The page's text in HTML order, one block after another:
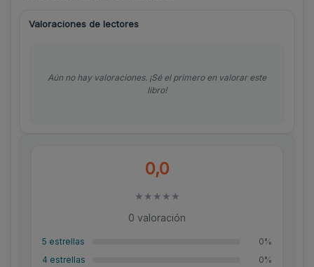
0,0
★ ★ ★ ★ ★
0 valoración
5 estrellas
0%
4 estrellas
0%
Valoraciones de lectores
Aún no hay valoraciones. ¡Sé el primero en valorar este
libro!